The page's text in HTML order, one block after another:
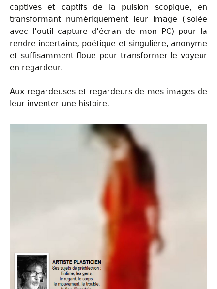
captives et captifs de la pulsion scopique, en
transformant numériquement leur image (isolée
avec l’outil capture d’écran de mon PC) pour la
rendre incertaine, poétique et singulière, anonyme
et suffisamment floue pour transformer le voyeur
en regardeur.
Aux regardeuses et regardeurs de mes images de
leur inventer une histoire.